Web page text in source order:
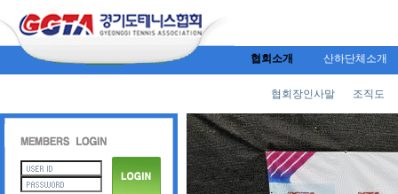
협회소개 산하단체소개
협회장인사말 조직도